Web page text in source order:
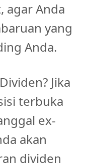
agar Anda
yang
Anda.
Jika
terbuka
ex-
akan
dividen